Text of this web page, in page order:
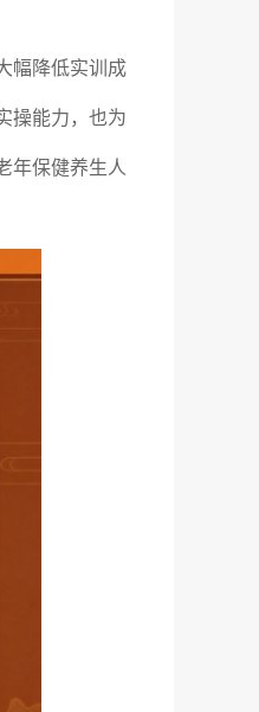
幅降低实训成
操能力，也为
年保健养生人